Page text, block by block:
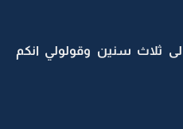
ثلاث سنين وقولولي انكم